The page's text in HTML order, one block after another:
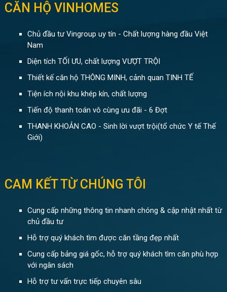
CĂN HỘ VINHOMES
Chủ đầu tư Vingroup uy tín - Chất lượng hàng đầu Việt
Nam
Diện tích TỐI ƯU, chất lượng VƯỢT TRỘI
Thiết kế căn hộ THÔNG MINH, cảnh quan TINH TẾ
Tiện ích nội khu khép kín, chất lượng
Tiến độ thanh toán vô cùng ưu đãi - 6 Đợt
THANH KHOẢN CAO - Sinh lời vượt trội(tổ chức Y tế Thế
Giới)
CAM KẾT TỪ CHÚNG TÔI
Cung cấp những thông tin nhanh chóng & cập nhật nhất từ
chủ đầu tư
Hỗ trợ quý khách tìm được căn tầng đẹp nhất
Cung cấp bảng giá gốc, hỗ trợ quý khách tìm căn phù hợp
với ngân sách
Hỗ trợ tư vấn trực tiếp chuyên sâu